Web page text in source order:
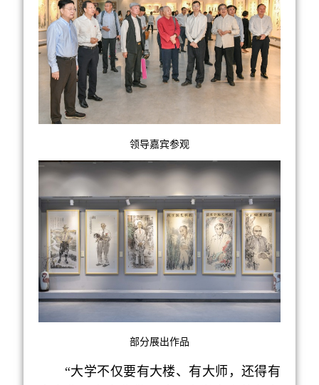
领导嘉宾参观
部分展出作品
“大学不仅要有大楼、有大师，还得有